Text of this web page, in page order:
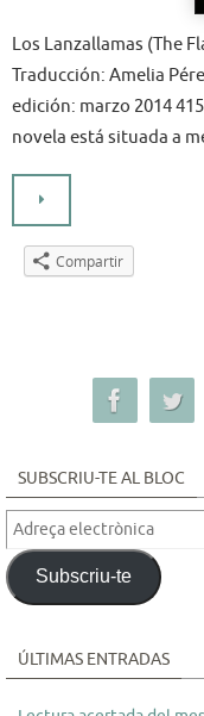
Los Lanzallamas (The
Traducción: Amelia
edición: marzo 2014
novela está situada a
Compartir
SUBSCRIU-TE AL BLOC
Adreça
electrònica
Subscriu-te
ÚLTIMAS ENTRADAS